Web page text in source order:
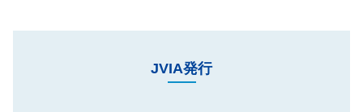
JVIA発行